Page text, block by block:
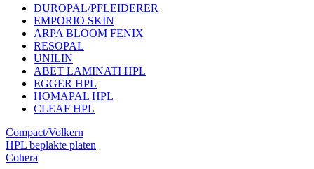
DUROPAL/PFLEIDERER
EMPORIO SKIN
ARPA BLOOM FENIX
RESOPAL
UNILIN
ABET LAMINATI HPL
EGGER HPL
HOMAPAL HPL
CLEAF HPL
Compact/Volkern
HPL beplakte platen
Cohera